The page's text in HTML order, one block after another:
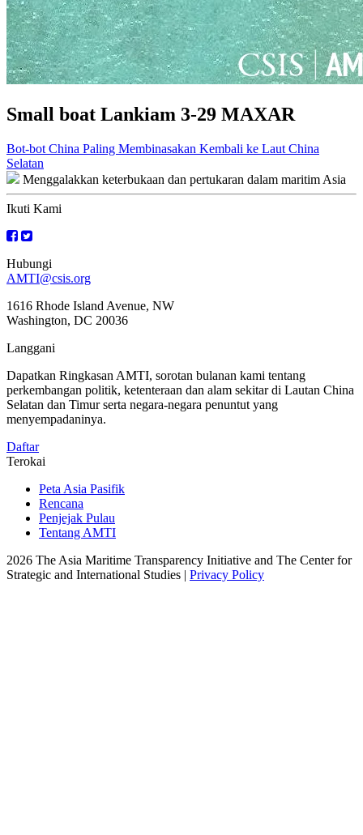
Small boat Lankiam 3-29 MAXAR
Navigasi
kiriman
Bot-bot China Paling Membinasakan Kembali ke Laut China
Selatan
Menggalakkan keterbukaan dan pertukaran dalam maritim Asia
Ikuti Kami
Hubungi
AMTI@csis.org
1616 Rhode Island Avenue, NW
Washington, DC 20036
Langgani
Dapatkan Ringkasan AMTI, sorotan bulanan kami tentang
perkembangan politik, ketenteraan dan alam sekitar di Lautan China
Selatan dan Timur serta negara-negara penuntut yang
menyempadaninya.
Daftar
Terokai
Peta Asia Pasifik
Rencana
Penjejak Pulau
Tentang AMTI
2026 The Asia Maritime Transparency Initiative and The Center for
Strategic and International Studies | Privacy Policy